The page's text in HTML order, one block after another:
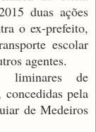
duas ações
o ex-prefeito,
escolar
agentes.
liminares de
pela
de Medeiros